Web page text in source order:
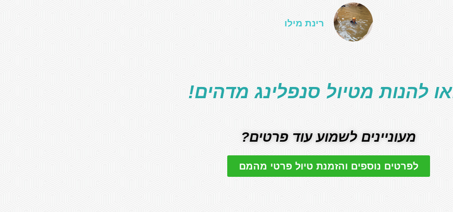
רינת מילו
להנות מטיול סנפלינג מדהים!
מעוניינים לשמוע עוד פרטים?
לפרטים נוספים והזמנת טיול פרטי מהמם